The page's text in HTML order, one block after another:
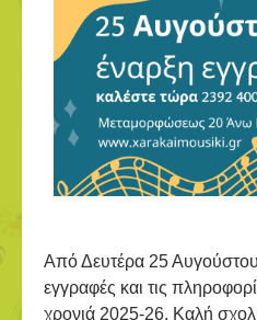
Από Δευτέρα 25 Αυγούστου
εγγραφές και τις
χρονιά 2025-26. Καλή